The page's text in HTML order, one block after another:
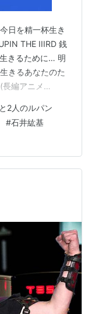
日を精一杯生き
THE IIIRD 銭
きるために… 明
きるあなたのた
編アニメ
』でのヒトコ
破テロに遭遇
く。 すぐに見
でルパンを拘束
2人のルパン
#石井紘基